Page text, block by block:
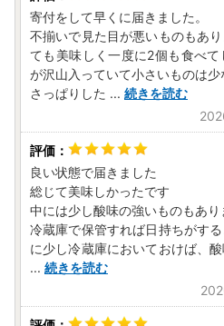
寄付をして早くに届きました。
不揃いで見た目が悪いものもあ
ても美味しく一度に2個も食べ
が沢山入っていて小さいものは少
さっぱりした ... 続きを読む
良い状態で届きました
総じて美味しかったです
中には少し酸味の強いものもあり
冷蔵庫で保管すれば日持ちがす
に少し冷蔵庫においておけば、
... 続きを読む